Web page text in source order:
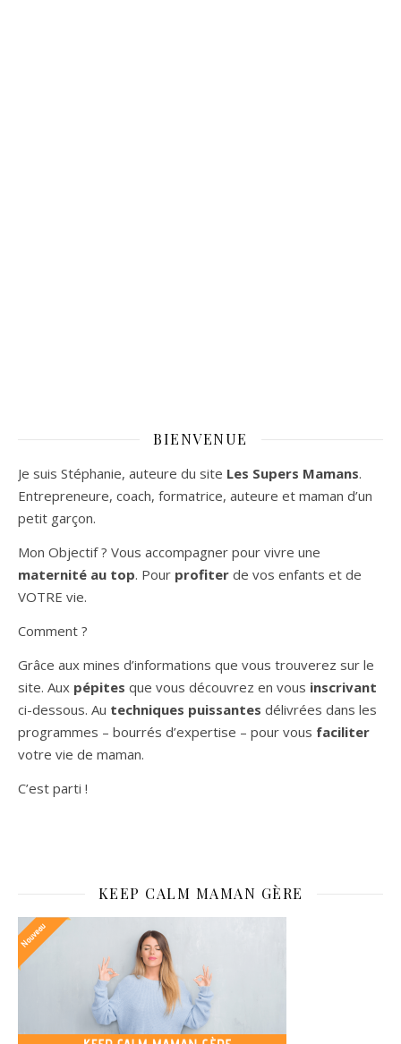
BIENVENUE
Je suis Stéphanie, auteure du site Les Supers Mamans.
Entrepreneure, coach, formatrice, auteure et maman d’un
petit garçon.
Mon Objectif ? Vous accompagner pour vivre une
maternité au top. Pour profiter de vos enfants et de
VOTRE vie.
Comment ?
Grâce aux mines d’informations que vous trouverez sur le
site. Aux pépites que vous découvrez en vous inscrivant
ci-dessous. Au techniques puissantes délivrées dans les
programmes – bourrés d’expertise – pour vous faciliter
votre vie de maman.
C’est parti !
KEEP CALM MAMAN GÈRE